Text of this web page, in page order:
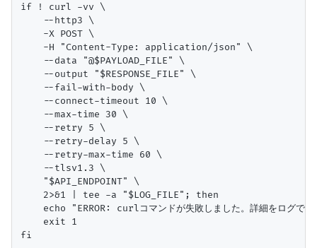
if ! curl -vv \
    --http3 \
    -X POST \
    -H "Content-Type: application/json" \
    --data "@$PAYLOAD_FILE" \
    --output "$RESPONSE_FILE" \
    --fail-with-body \
    --connect-timeout 10 \
    --max-time 30 \
    --retry 5 \
    --retry-delay 5 \
    --retry-max-time 60 \
    --tlsv1.3 \
    "$API_ENDPOINT" \
    2>&1 | tee -a "$LOG_FILE"; then
echo "ERROR: curlコマンドが失敗しました。詳細をログで確
    exit 1
fi